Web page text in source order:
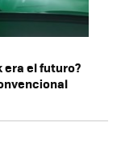
era el futuro?